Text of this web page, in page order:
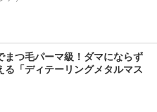
まつ毛パーマ級！ダマにならず
る「ディテーリングメタルマス